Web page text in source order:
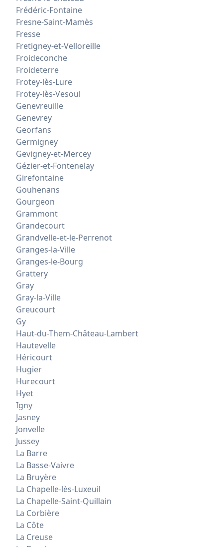
Frédéric-Fontaine
Fresne-Saint-Mamès
Fresse
Fretigney-et-Velloreille
Froideconche
Froideterre
Frotey-lès-Lure
Frotey-lès-Vesoul
Genevreuille
Genevrey
Georfans
Germigney
Gevigney-et-Mercey
Gézier-et-Fontenelay
Girefontaine
Gouhenans
Gourgeon
Grammont
Grandecourt
Grandvelle-et-le-Perrenot
Granges-la-Ville
Granges-le-Bourg
Grattery
Gray
Gray-la-Ville
Greucourt
Gy
Haut-du-Them-Château-Lambert
Hautevelle
Héricourt
Hugier
Hurecourt
Hyet
Igny
Jasney
Jonvelle
Jussey
La Barre
La Basse-Vaivre
La Bruyère
La Chapelle-lès-Luxeuil
La Chapelle-Saint-Quillain
La Corbière
La Côte
La Creuse